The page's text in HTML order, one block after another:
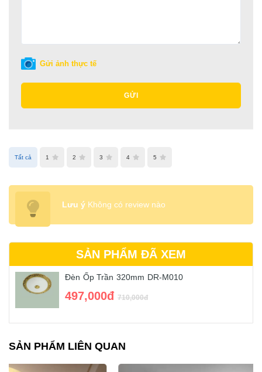
Gửi ảnh thực tế
GỬI
Tất cả 1 2 3 4 5
Lưu ý Không có review nào
SẢN PHẨM ĐÃ XEM
Đèn Ốp Trần 320mm DR-M010
497,000đ 710,000đ
SẢN PHẨM LIÊN QUAN